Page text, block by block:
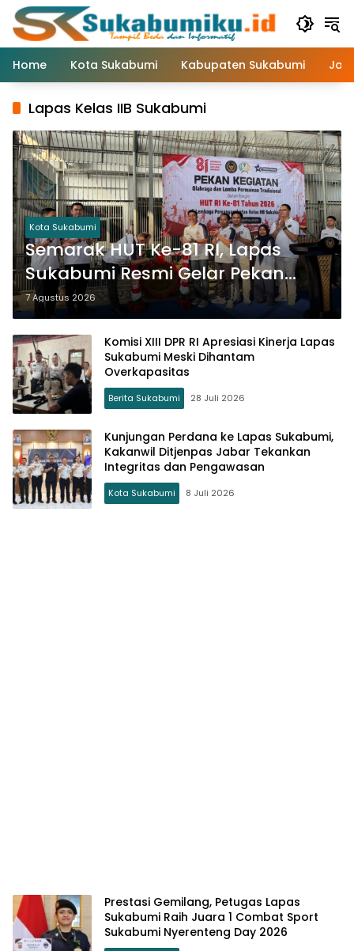
Langsung
konten
Home
Kota Sukabumi Kabupaten Sukabumi
Lapas Kelas IIB Sukabumi
Kota Sukabumi
Semarak HUT Ke-81 RI, Lapas
Sukabumi Resmi Gelar Pekan
Olahraga dan Lomba Tradisional
7 Agustus 2026
Komisi XIII DPR RI Apresiasi Kinerja Lapas
Sukabumi Meski Dihantam
Overkapasitas
Berita Sukabumi 28 Juli 2026
Kunjungan Perdana ke Lapas Sukabumi,
Kakanwil Ditjenpas Jabar Tekankan
Integritas dan Pengawasan
Kota Sukabumi 8 Juli 2026
Prestasi Gemilang, Petugas Lapas
Sukabumi Raih Juara 1 Combat Sport
Sukabumi Nyerenteng Day 2026